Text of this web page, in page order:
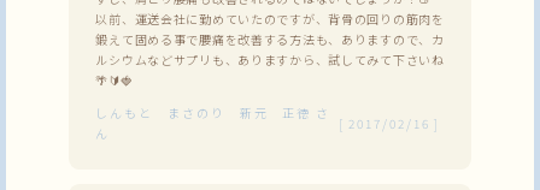
以前、運送会社に勤めていたのですが、背骨の回りの筋肉を
鍛えて固める事で腰痛を改善する方法も、ありますので、カ
ルシウムなどサプリも、ありますから、試してみて下さいね
🌴🔰🍓
しんもと まさのり 新元 正徳 さ
ん
[ 2017/02/16 ]